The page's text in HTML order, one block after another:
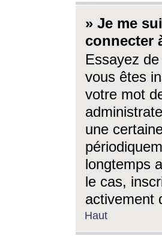
» Je me
connecter
Essayez
vous êtes
votre mot
une
longtemps
le cas,
activement
Haut